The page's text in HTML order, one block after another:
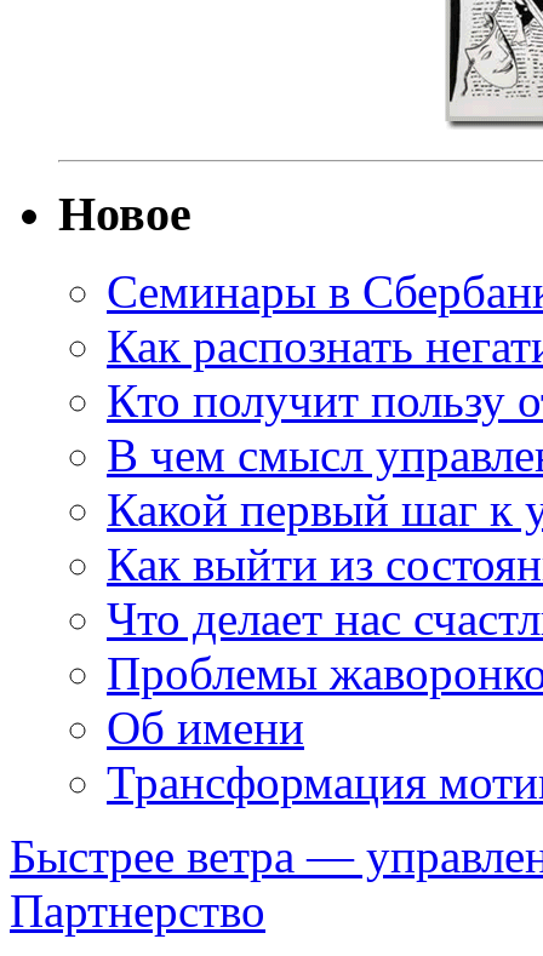
Новое
Семинары в
Как распознать
Кто получит пользу
В чем смысл
Какой первый шаг к
Как выйти из
Что делает нас
Проблемы
Об имени
Трансформация
Быстрее ветра —
Партнерство